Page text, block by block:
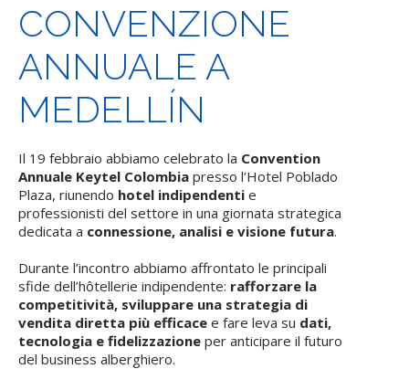
CONVENZIONE
ANNUALE A
MEDELLÍN
Il 19 febbraio abbiamo celebrato la Convention
Annuale Keytel Colombia presso l’Hotel Poblado
Plaza, riunendo hotel indipendenti e
professionisti del settore in una giornata strategica
dedicata a connessione, analisi e visione futura.
Durante l’incontro abbiamo affrontato le principali
sfide dell’hôtellerie indipendente: rafforzare la
competitività, sviluppare una strategia di
vendita diretta più efficace e fare leva su dati,
tecnologia e fidelizzazione per anticipare il futuro
del business alberghiero.